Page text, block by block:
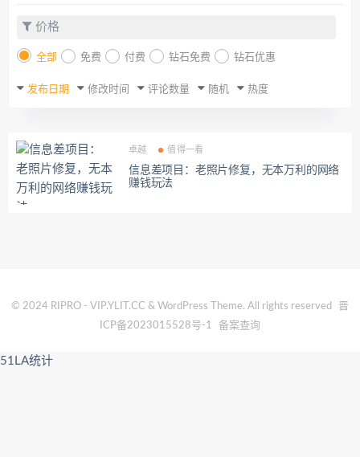
价格
全部 免费 付费 钻石免费 钻石优惠
发布日期 修改时间 评论数量 随机 热度
卓越 值得一看
信息差项目：老照片修复，无本万利的网络
赚钱玩法
© 2024 RIPRO - VIP.YLIT.CC & WordPress Theme. All rights reserved
晋
ICP备2023015528号-1
备案查询
51LA统计